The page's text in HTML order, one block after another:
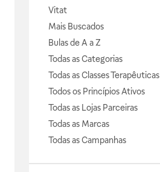
Vitat
Mais Buscados
Bulas de A a Z
Todas as Categorias
Todas as Classes Terapêuticas
Todos os Princípios Ativos
Todas as Lojas Parceiras
Todas as Marcas
Todas as Campanhas